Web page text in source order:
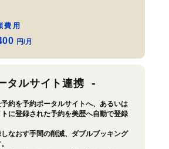
費用
円/月
タルサイト連携
約を予約ポータルサイトへ、あるいは
に登録された予約を美歴へ自動で登録
なおす手間の削減、ダブルブッキング